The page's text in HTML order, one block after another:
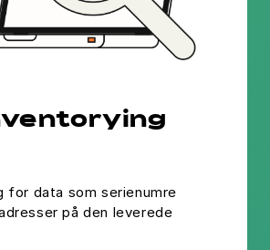
for data som serienumre
på den leverede